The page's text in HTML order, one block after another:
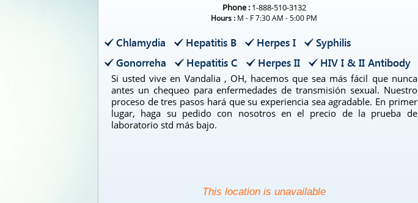
Phone : 1-888-510-3132
Hours : M - F 7:30 AM - 5:00 PM
Chlamydia Hepatitis B Herpes I
Syphilis
Gonorreha
Hepatitis C Herpes II HIV I & II Antibody
Si usted vive en Vandalia , OH, hacemos que sea más fácil que nunca
antes un chequeo para enfermedades de transmisión sexual. Nuestro
proceso de tres pasos hará que su experiencia sea agradable. En primer
lugar, haga su pedido con nosotros en el precio de la prueba de
laboratorio std más bajo.
This location is unavailable